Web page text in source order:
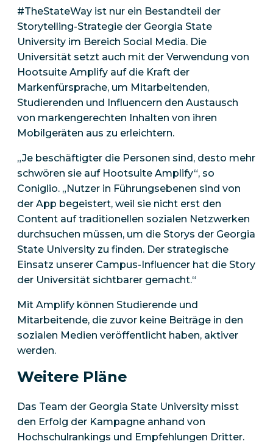
#TheStateWay ist nur ein Bestandteil der
Storytelling-Strategie der Georgia State
University im Bereich Social Media. Die
Universität setzt auch mit der Verwendung von
Hootsuite Amplify auf die Kraft der
Markenfürsprache, um Mitarbeitenden,
Studierenden und Influencern den Austausch
von markengerechten Inhalten von ihren
Mobilgeräten aus zu erleichtern.
„Je beschäftigter die Personen sind, desto mehr
schwören sie auf Hootsuite Amplify“, so
Coniglio. „Nutzer in Führungsebenen sind von
der App begeistert, weil sie nicht erst den
Content auf traditionellen sozialen Netzwerken
durchsuchen müssen, um die Storys der Georgia
State University zu finden. Der strategische
Einsatz unserer Campus-Influencer hat die Story
der Universität sichtbarer gemacht.“
Mit Amplify können Studierende und
Mitarbeitende, die zuvor keine Beiträge in den
sozialen Medien veröffentlicht haben, aktiver
werden.
Weitere Pläne
Das Team der Georgia State University misst
den Erfolg der Kampagne anhand von
Hochschulrankings und Empfehlungen Dritter.